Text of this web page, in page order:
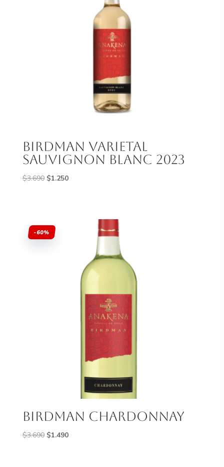
Birdman Varietal
Sauvignon Blanc 2023
$3.690 El
$3.690.
$1.250El
-60%
birdman chardonnay
$3.690 El
$1.490El